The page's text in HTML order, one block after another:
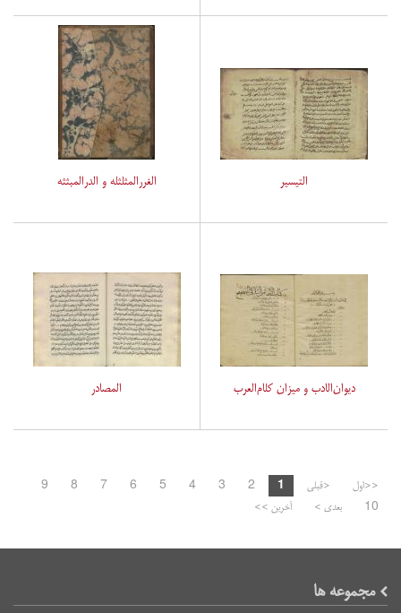
التیسیر الغررالمثلثله و الدرالمبثثه
دیوان‌الادب و میزان کلام‌العرب المصادر
<<اول <قبلی 1
2
3
4
5
6
7
8
9
10
بعدی > آخرین >>
مجموعه ها